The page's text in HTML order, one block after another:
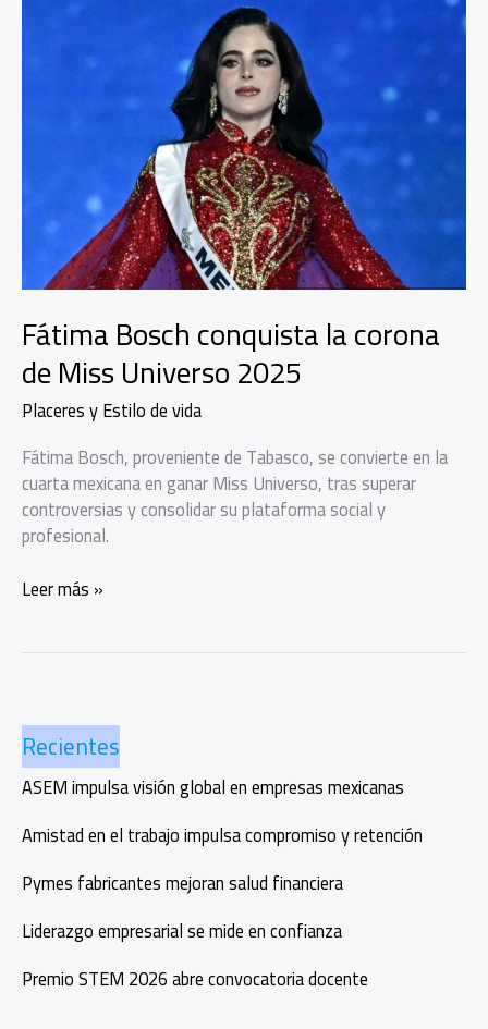
Fátima Bosch conquista la corona
de Miss Universo 2025
Placeres y Estilo de vida
Fátima Bosch, proveniente de Tabasco, se convierte en la
cuarta mexicana en ganar Miss Universo, tras superar
controversias y consolidar su plataforma social y
profesional.
Fátima
de
Miss
Universo
2025
Leer más »
Recientes
ASEM impulsa visión global en empresas mexicanas
Amistad en el trabajo impulsa compromiso y retención
Pymes fabricantes mejoran salud financiera
Liderazgo empresarial se mide en confianza
Premio STEM 2026 abre convocatoria docente